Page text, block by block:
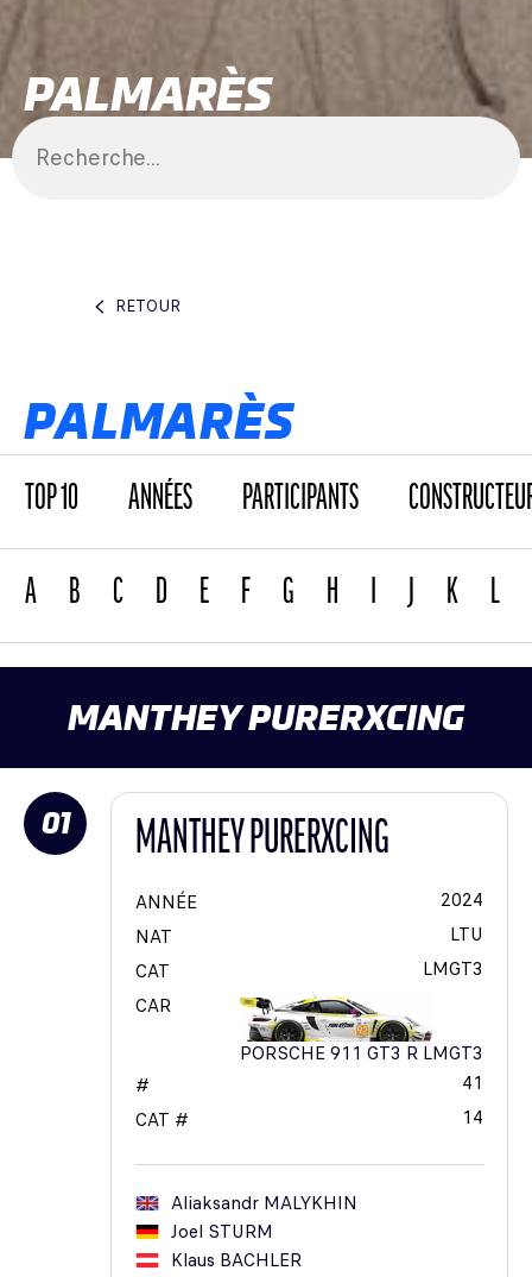
PALMARÈS
RETOUR
PALMARÈS
TOP 10 ANNÉES PARTICIPANTS
A B C D E F G H I J K L
MANTHEY PURERXCING
01 MANTHEY PURERXCING
ANNÉE
2024
NAT
LTU
CAT
LMGT3
CAR
PORSCHE 911 GT3 R LMGT3
#
41
CAT #
14
Aliaksandr MALYKHIN
Joel STURM
Klaus BACHLER